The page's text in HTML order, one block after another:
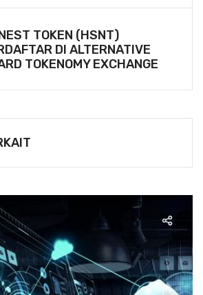
TOKEN (HSNT)
DI ALTERNATIVE
TOKENOMY EXCHANGE